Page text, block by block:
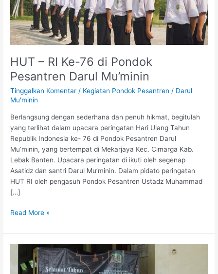
HUT – RI Ke-76 di Pondok
Pesantren Darul Mu’minin
Tinggalkan Komentar / Kegiatan Pondok Pesantren / Darul
Mu'minin
Berlangsung dengan sederhana dan penuh hikmat, begitulah
yang terlihat dalam upacara peringatan Hari Ulang Tahun
Republik Indonesia ke- 76 di Pondok Pesantren Darul
Mu’minin, yang bertempat di Mekarjaya Kec. Cimarga Kab.
Lebak Banten. Upacara peringatan di ikuti oleh segenap
Asatidz dan santri Darul Mu’minin. Dalam pidato peringatan
HUT RI oleh pengasuh Pondok Pesantren Ustadz Muhammad
[…]
Darul
Mu’minin
Read More »
Peringatan
Tahun
Baru